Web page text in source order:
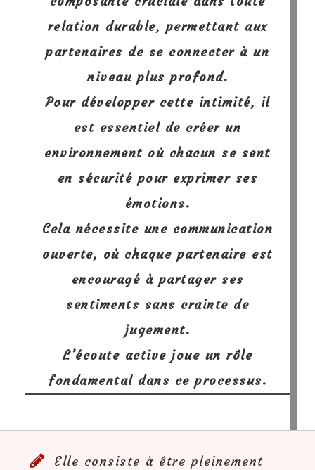
relation durable, permettant aux
partenaires de se connecter à un
niveau plus profond.
Pour développer cette intimité, il
est essentiel de créer un
environnement où chacun se sent
en sécurité pour exprimer ses
émotions.
Cela nécessite une communication
ouverte, où chaque partenaire est
encouragé à partager ses
sentiments sans crainte de
jugement.
L’écoute active joue un rôle
fondamental dans ce processus.
Elle consiste à être pleinement